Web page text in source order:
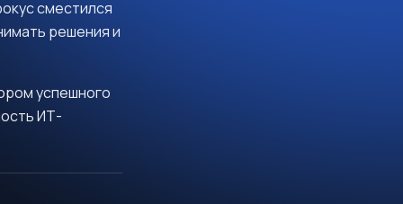
сместился
решения и
успешного
ИТ-